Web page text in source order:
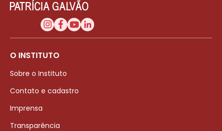
O INSTITUTO
Sobre o Instituto
Contato e cadastro
Imprensa
Transparência